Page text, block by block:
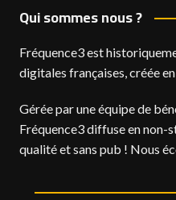
Qui sommes nous ?
Fréquence3 est
digitales françaises, créée
Gérée par une équipe de
Fréquence3 diffuse en non-
qualité et sans pub ! Nous